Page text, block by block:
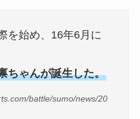
を始め、16年6月に
ちゃんが誕生した。
battle/sumo/news/20